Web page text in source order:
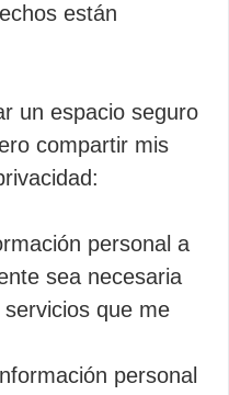
están
un espacio seguro
compartir mis
personal a
sea necesaria
que me
personal